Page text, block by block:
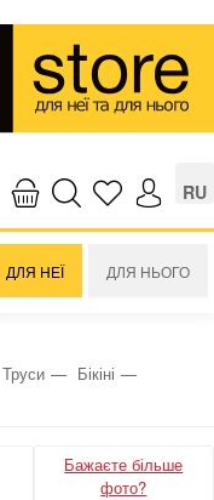
RU
ДЛЯ НЕЇ ДЛЯ НЬОГО
Труси
Бікіні
Бажаєте більше
фото?